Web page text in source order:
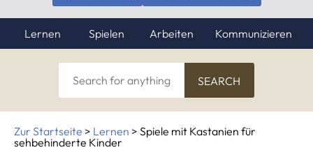
Lernen Spielen Arbeiten Kommunizieren
Search
for
anything
Zur Startseite > Lernen > Spiele mit Kastanien für
sehbehinderte Kinder